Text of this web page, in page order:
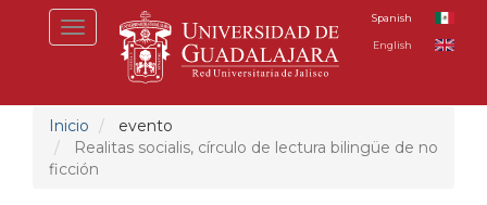
Toggle
navigation
Spanish
English
Inicio
evento
Realitas socialis, círculo de lectura bilingüe de no
ficción